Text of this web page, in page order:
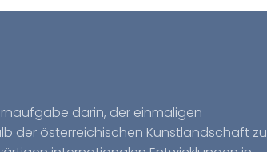
darin, der einmaligen
der österreichischen Kunstlandschaft zu